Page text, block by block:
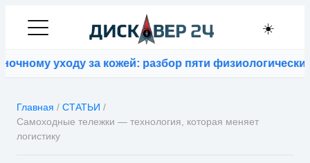
☀️
уходу за кожей: разбор пяти физиологических
Главная / СТАТЬИ /
Самоходные тележки — технология, которая меняет
логистику